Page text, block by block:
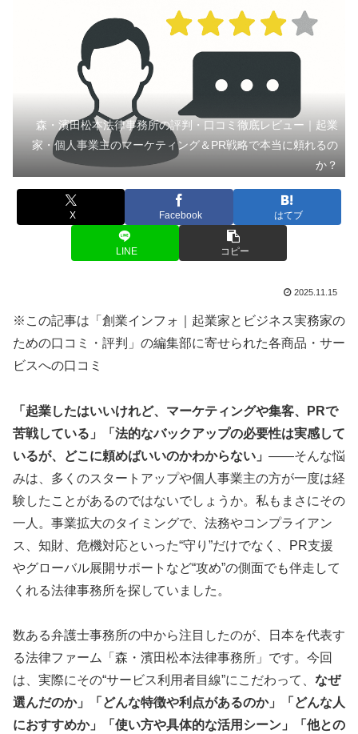
森・濱田松本法律事務所の評判・口コミ徹底レビュー｜起業
家・個人事業主のマーケティング＆PR戦略で本当に頼れるの
か？
X Facebook はてブ
LINE コピー
2025.11.15
※この記事は「創業インフォ｜起業家とビジネス実務家の
ための口コミ・評判」の編集部に寄せられた各商品・サー
ビスへの口コミ
「起業したはいいけれど、マーケティングや集客、PRで
苦戦している」「法的なバックアップの必要性は実感して
いるが、どこに頼めばいいのかわからない」 ――そんな悩
みは、多くのスタートアップや個人事業主の方が一度は経
験したことがあるのではないでしょうか。私もまさにその
一人。事業拡大のタイミングで、法務やコンプライアン
ス、知財、危機対応といった“守り”だけでなく、PR支援
やグローバル展開サポートなど“攻め”の側面でも伴走して
くれる法律事務所を探していました。
数ある弁護士事務所の中から注目したのが、日本を代表す
る法律ファーム「森・濱田松本法律事務所」です。今回
は、実際にその“サービス利用者目線”にこだわって、 なぜ
選んだのか」「どんな特徴や利点があるのか」「どんな人
におすすめか」「使い方や具体的な活用シーン」「他との